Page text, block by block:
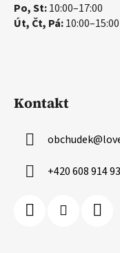
Po, St:10:00–17:00
Út, Čt, Pá:10:00–15:00
Kontakt
obchudek@
+420 608 914